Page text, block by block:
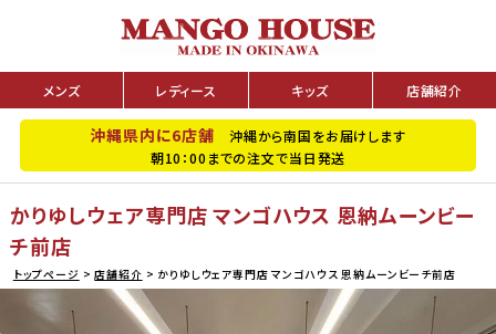
メンズ レディース キッズ 店舗紹介
沖縄県内に6店舗 沖縄から南国をお届けします
朝10：00までの注文で当日発送
かりゆしウェア専門店 マンゴハウス 恩納ムーンビー
チ前店
トップページ 店舗紹介 かりゆしウェア専門店 マンゴハウス 恩納ムーンビーチ前店